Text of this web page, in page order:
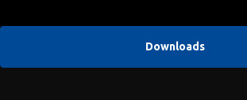
Downloads